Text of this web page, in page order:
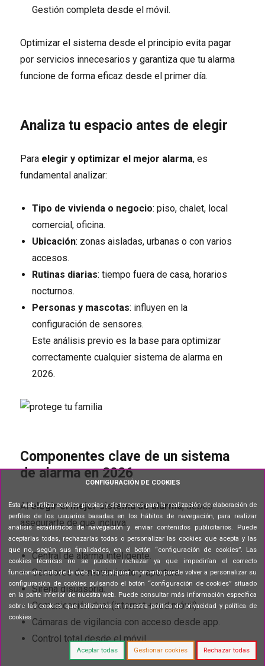
Gestión completa desde el móvil.
Optimizar el sistema desde el principio evita pagar
por servicios innecesarios y garantiza que tu alarma
funcione de forma eficaz desde el primer día.
Analiza tu espacio antes de elegir
Para elegir y optimizar el mejor alarma, es
fundamental analizar:
Tipo de vivienda o negocio: piso, chalet, local
comercial, oficina.
Ubicación: zonas aisladas, urbanas o con varios
accesos.
Rutinas diarias: tiempo fuera de casa, horarios
nocturnos.
Personas y mascotas: influyen en la
configuración de sensores.
Este análisis previo es la base para optimizar
correctamente cualquier sistema de alarma en
2026.
Componentes clave de un sistema
de alarma en 2026
Alelegir el mejor sistema de alarma, debes
asegurarte de que incluya:
Central de alarma inteligente.
Sensores de movimiento y apertura.
Sirena disuasoria.
Comunicación dual (internet + red móvil).
Cámaras de vigilancia con acceso desde app.
Control total desde el móvil.
CONFIGURACIÓN DE COOKIES
Esta web utiliza cookies propias y de terceros para la realización de elaboración de
perfiles de los usuarios basadas en los hábitos de navegación, para realizar
análisis estadísticos de navegación y enviar contenidos publicitarios. Puede
aceptarlas todas, rechazarlas todas o personalizar las cookies que acepta y las
que no, según sus finalidades, en el botón “configuración de cookies”. Las
cookies técnicas no se pueden rechazar ya que impedirían el correcto
funcionamiento de la web. En cualquier momento puede volver a personalizar su
configuración de cookies pulsando el botón “configuración de cookies” situado
en la parte inferior de nuestra web. Puede consultar más información específica
sobre las cookies que utilizamos en nuestrapolítica de privacidad y política de
cookies.
Aceptar todas Gestionar cookies Rechazar todas